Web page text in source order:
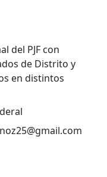
del PJF con
de Distrito y
en distintos